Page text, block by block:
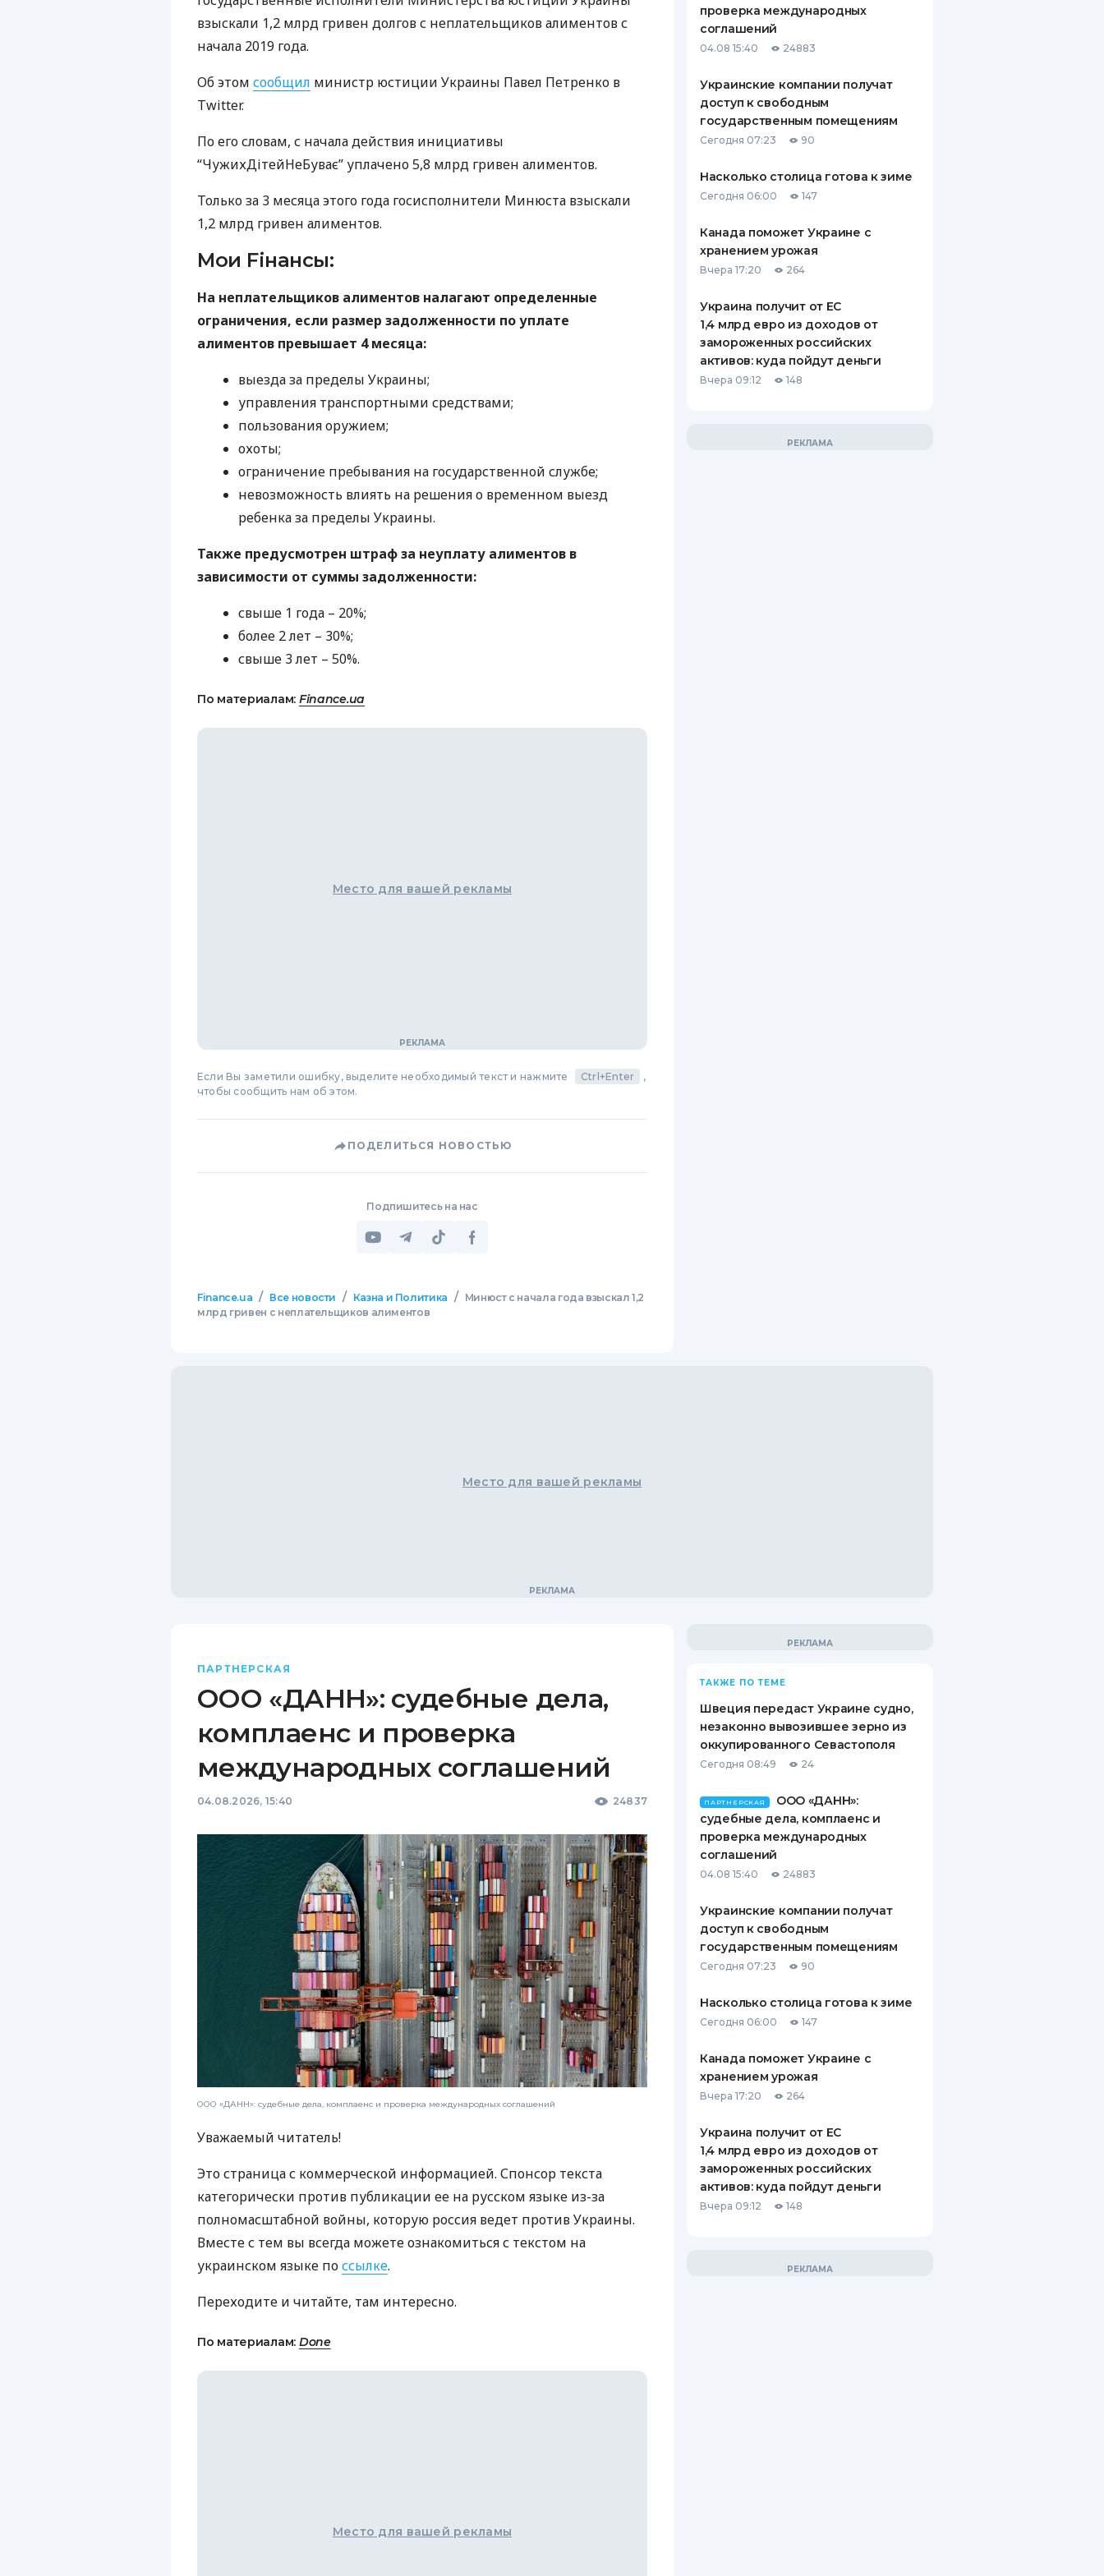
ЕЖЕМЕСЯЧНЫЙ ОБЗОР
БАНКОВСКИМ КАРТАМ
ПУТЕВОДИТЕЛИ ПО
СТРАХОВЫЕ КОМПАНИИ
ОТЗЫВЫ О СТРАХОВЫХ
взыскали 1,2 млрд гривен долгов с неплательщиков алиментов с
начала 2019 года.
Об этом сообщил министр юстиции Украины Павел Петренко в
Twitter.
По его словам, с начала действия инициативы
“ЧужихДітейНеБуває” уплачено 5,8 млрд гривен алиментов.
Только за 3 месяца этого года госисполнители Минюста взыскали
1,2 млрд гривен алиментов.
Мои Fiнансы:
На неплательщиков алиментов налагают определенные
ограничения, если размер задолженности по уплате
алиментов превышает 4 месяца:
выезда за пределы Украины;
управления транспортными средствами;
пользования оружием;
охоты;
ограничение пребывания на государственной службе;
невозможность влиять на решения о временном выезд
ребенка за пределы Украины.
Также предусмотрен штраф за неуплату алиментов в
зависимости от суммы задолженности:
свыше 1 года – 20%;
более 2 лет – 30%;
свыше 3 лет – 50%.
По материалам: Finance.ua
Место для вашей рекламы
Если Вы заметили ошибку, выделите необходимый текст и нажмите Ctrl+Enter
,
чтобы сообщить нам об этом.
ПОДЕЛИТЬСЯ НОВОСТЬЮ
Подпишитесь на нас
Finance.ua / Все новости / Казна и Политика /
Минюст с начала года взыскал 1,2
млрд гривен с неплательщиков алиментов
проверка международных
соглашений
04.08 15:40 24883
Украинские компании получат
доступ к свободным
государственным помещениям
Сегодня 07:23 90
Насколько столица готова к зиме
Сегодня 06:00 147
Канада поможет Украине с
хранением урожая
Вчера 17:20 264
Украина получит от ЕС
1,4 млрд евро из доходов от
замороженных российских
активов: куда пойдут деньги
Вчера 09:12 148
Место для вашей рекламы
ПАРТНЕРСКАЯ
ООО «ДАНН»: судебные дела,
комплаенс и проверка
международных соглашений
04.08.2026, 15:40 24837
ООО «ДАНН»: судебные дела, комплаенс и проверка международных соглашений
Уважаемый читатель!
Это страница с коммерческой информацией. Спонсор текста
категорически против публикации ее на русском языке из-за
полномасштабной войны, которую россия ведет против Украины.
Вместе с тем вы всегда можете ознакомиться с текстом на
украинском языке поссылке.
Переходите и читайте, там интересно.
По материалам: Done
Место для вашей рекламы
ТАКЖЕ ПО ТЕМЕ
Швеция передаст Украине судно,
незаконно вывозившее зерно из
оккупированного Севастополя
Сегодня 08:49 24
ПАРТНЕРСКАЯ
ООО «ДАНН»:
судебные дела, комплаенс и
проверка международных
соглашений
04.08 15:40 24883
Украинские компании получат
доступ к свободным
государственным помещениям
Сегодня 07:23 90
Насколько столица готова к зиме
Сегодня 06:00 147
Канада поможет Украине с
хранением урожая
Вчера 17:20 264
Украина получит от ЕС
1,4 млрд евро из доходов от
замороженных российских
активов: куда пойдут деньги
Вчера 09:12 148